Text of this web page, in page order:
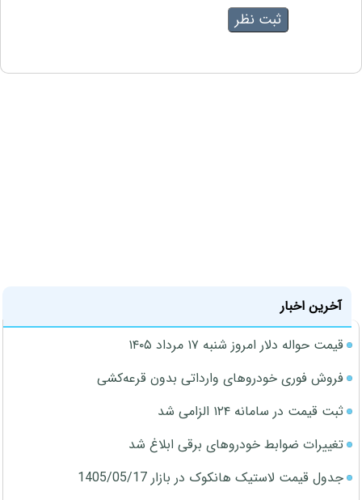
آخرین اخبار
قیمت حواله دلار امروز شنبه ۱۷ مرداد ۱۴۰۵
فروش فوری خودروهای وارداتی بدون قرعه‌کشی
ثبت قیمت در سامانه ۱۲۴ الزامی شد
تغییرات ضوابط خودروهای برقی ابلاغ شد
جدول قیمت لاستیک هانکوک در بازار 1405/05/17